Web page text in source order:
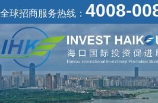
全球招商服务热线： 4008-